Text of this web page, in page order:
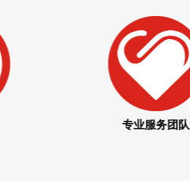
国家检测标准